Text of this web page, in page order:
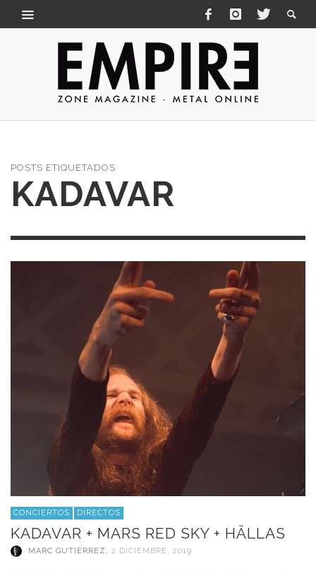
POSTS ETIQUETADOS
KADAVAR
CONCIERTOS DIRECTOS
KADAVAR + MARS RED SKY + HÄLLAS
MARC GUTIÉRREZ , 2 DICIEMBRE, 2019